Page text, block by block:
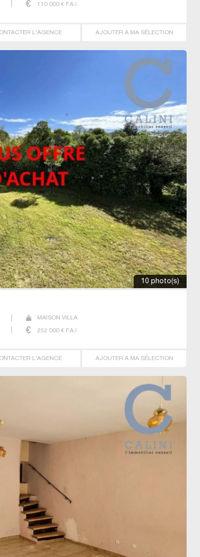
110 000 € F.A.I
L'AGENCE AJOUTER A MA SÉLECTION
10 photo(s)
MAISON VILLA
252 000 € F.A.I
L'AGENCE AJOUTER A MA SÉLECTION